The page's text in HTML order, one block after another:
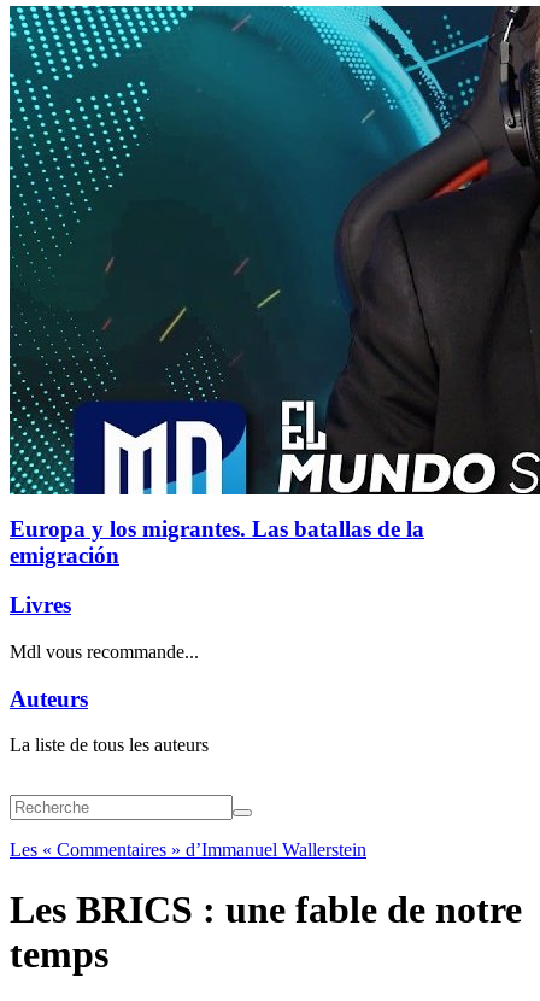
Europa y los migrantes. Las batallas de la
emigración
Livres
Mdl vous recommande...
Auteurs
La liste de tous les auteurs
Les « Commentaires » d’Immanuel Wallerstein
Les BRICS : une fable de notre
temps